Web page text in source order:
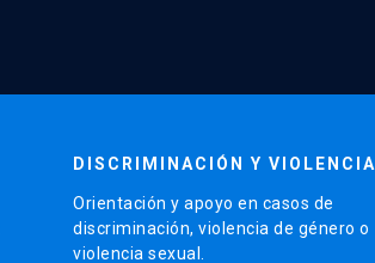
DISCRIMINACIÓN Y VIOLENCIA
Orientación y apoyo en casos de
discriminación, violencia de género o
violencia sexual.